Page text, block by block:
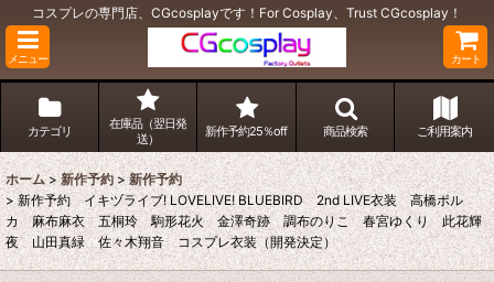
コスプレの専門店、CGcosplayです！For Cosplay、Trust CGcosplay！
メニュー カート
カテゴリ
在庫品（翌日発
送）
新作予約25％off 商品検索 ご利用案内
ホーム > 新作予約 > 新作予約
> 新作予約 イキヅライブ! LOVELIVE! BLUEBIRD 2nd LIVE衣装 高橋ポル
カ 麻布麻衣 五桐玲 駒形花火 金澤奇跡 調布のりこ 春宮ゆくり 此花輝
夜 山田真緑 佐々木翔音 コスプレ衣装（開発決定）